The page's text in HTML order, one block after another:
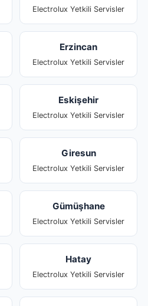
Electrolux Yetkili Servisler
Erzincan
Electrolux Yetkili Servisler
Eskişehir
Electrolux Yetkili Servisler
Giresun
Electrolux Yetkili Servisler
Gümüşhane
Electrolux Yetkili Servisler
Hatay
Electrolux Yetkili Servisler